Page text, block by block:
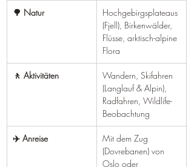
🌳 Natur
Hochgebirgsplateaus
(Fjell), Birkenwälder,
Flüsse, arktisch-alpine
Flora
🚶 Aktivitäten
Wandern, Skifahren
(Langlauf & Alpin),
Radfahren, Wildlife-
Beobachtung
✈️ Anreise
Mit dem Zug
(Dovrebanen) von
Oslo oder